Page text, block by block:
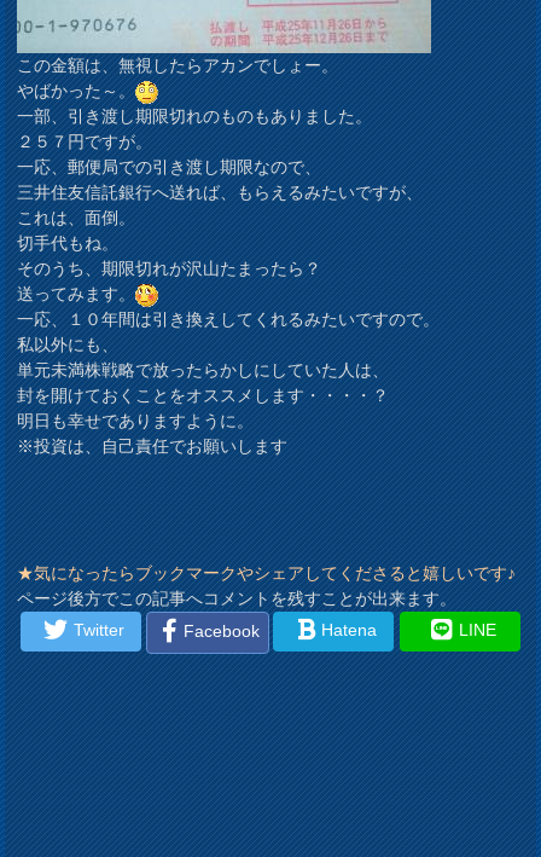
この金額は、無視したらアカンでしょー。
やばかった～。
一部、引き渡し期限切れのものもありました。
２５７円ですが。
一応、郵便局での引き渡し期限なので、
三井住友信託銀行へ送れば、もらえるみたいですが、
これは、面倒。
切手代もね。
そのうち、期限切れが沢山たまったら？
送ってみます。
一応、１０年間は引き換えしてくれるみたいですので。
私以外にも、
単元未満株戦略で放ったらかしにしていた人は、
封を開けておくことをオススメします・・・・？
明日も幸せでありますように。
※投資は、自己責任でお願いします
★気になったらブックマークやシェアしてくださると嬉しいです♪
ページ後方でこの記事へコメントを残すことが出来ます。
Twitter
Facebook Hatena LINE